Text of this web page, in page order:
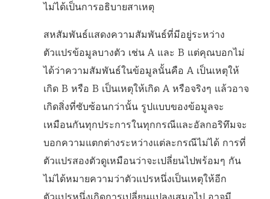
ไม่ได้เป็นการอธิบายสาเหตุ
สหสัมพันธ์แสดงความสัมพันธ์ที่มีอยู่ระหว่าง
ตัวแปรข้อมูลบางตัว เช่น A และ B แต่คุณบอกไม่
ได้ว่าความสัมพันธ์ในข้อมูลนั้นคือ A เป็นเหตุให้
เกิด B หรือ B เป็นเหตุให้เกิด A หรือจริงๆ แล้วอาจ
เกิดสิ่งที่ซับซ้อนกว่านั้น รูปแบบของข้อมูลจะ
เหมือนกันทุกประการในทุกกรณีและอัลกอริทึมจะ
บอกความแตกต่างระหว่างแต่ละกรณีไม่ได้ การที่
ตัวแปรสองตัวดูเหมือนว่าจะเปลี่ยนไปพร้อมๆ กัน
ไม่ได้หมายความว่าตัวแปรหนึ่งเป็นเหตุให้อีก